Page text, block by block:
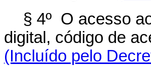
§ 4º O acesso
digital, código de
(Incluído pelo